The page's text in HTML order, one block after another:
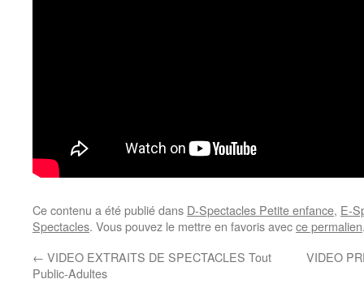
Ce contenu a été publié dans D-Spectacles Petite enfance, E-
Spectacles. Vous pouvez le mettre en favoris avecce permalien
← VIDEO EXTRAITS DE SPECTACLES Tout
Public-Adultes
VIDEO